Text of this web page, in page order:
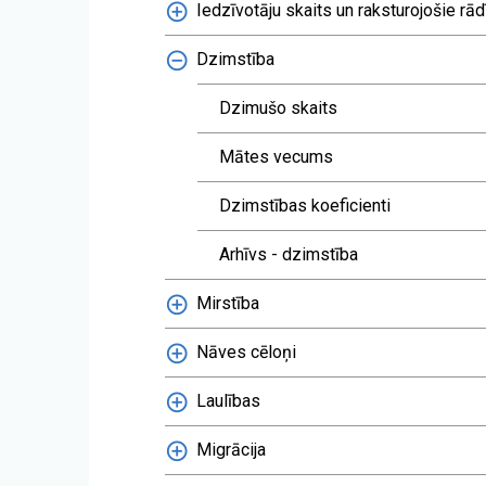
Iedzīvotāju skaits un raksturojošie
Dzimstība
Dzimušo skaits
Mātes vecums
Dzimstības koeficienti
Arhīvs - dzimstība
Mirstība
Nāves cēloņi
Laulības
Migrācija